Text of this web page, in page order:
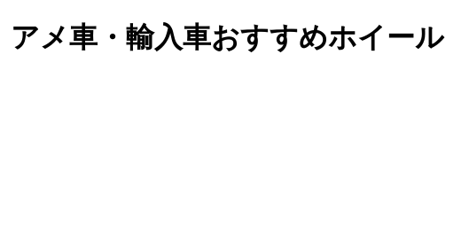
メ車・輸入車おすすめホイール